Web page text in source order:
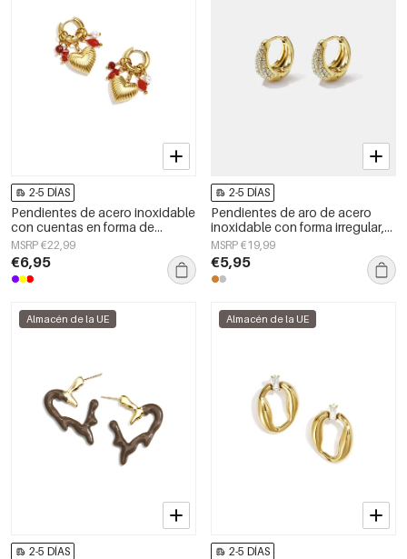
2-5 DÍAS
Pendientes de acero inoxidable
con cuentas en forma de
corazón, sencillos, de la serie
Daily Simple. Joyería para mujer.
MSRP €22,99
€6,95
2-5 DÍAS
Pendientes de aro de acero
inoxidable con forma irregular,
sencillos, de la serie Daily
Simple, joyería para mujer.
MSRP €19,99
€5,95
Almacén de la UE
2-5 DÍAS
Almacén de la UE
2-5 DÍAS